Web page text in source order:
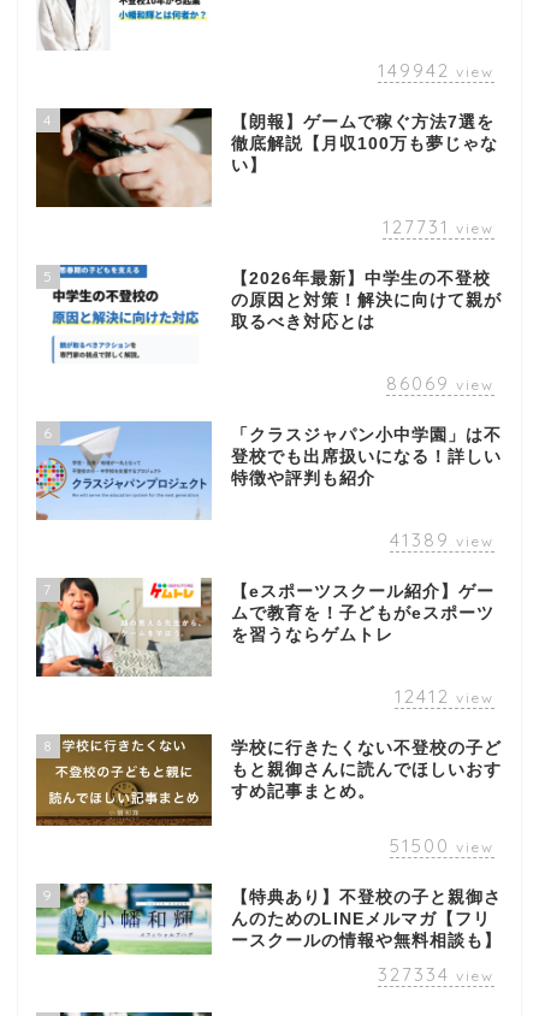
149942 view
4
【朗報】ゲームで稼ぐ方法7選を
徹底解説【月収100万も夢じゃな
い】
127731 view
5
【2026年最新】中学生の不登校
の原因と対策！解決に向けて親が
取るべき対応とは
86069 view
6
「クラスジャパン小中学園」は不
登校でも出席扱いになる！詳しい
特徴や評判も紹介
41389 view
7
【eスポーツスクール紹介】ゲー
ムで教育を！子どもがeスポーツ
を習うならゲムトレ
12412 view
8
学校に行きたくない不登校の子ど
もと親御さんに読んでほしいおす
すめ記事まとめ。
51500 view
9
【特典あり】不登校の子と親御さ
んのためのLINEメルマガ【フリ
ースクールの情報や無料相談も】
327334 view